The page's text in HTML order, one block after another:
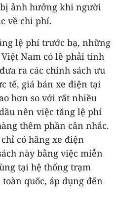
ảnh hưởng khi người
về chi phí.
lệ phí trước bạ, những
Nam có lẽ phải tính
ra các chính sách ưu
tế, giá bán xe điện tại
hơn so với rất nhiều
nên việc tăng lệ phí
thêm phần cân nhắc.
có hãng xe điện
này bằng việc miễn
tại hệ thống trạm
quốc, áp dụng đến